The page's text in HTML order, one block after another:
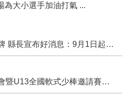
氛。縣長鍾東錦偕來賓到場為大小選手加油打氣 ...
苗栗親子館暨托嬰中心揭牌 縣長宣布好消息：9月1日起調降臨時托嬰費用
第二屆台灣火星人棒球大會暨U13全國軟式少棒邀請賽在苗栗舉辦